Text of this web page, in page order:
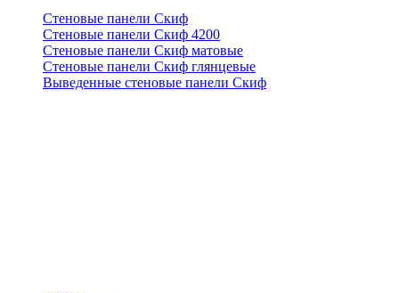
Стеновые панели Скиф
Стеновые панели Скиф 4200
Стеновые панели Скиф матовые
Стеновые панели Скиф глянцевые
Выведенные стеновые панели Скиф